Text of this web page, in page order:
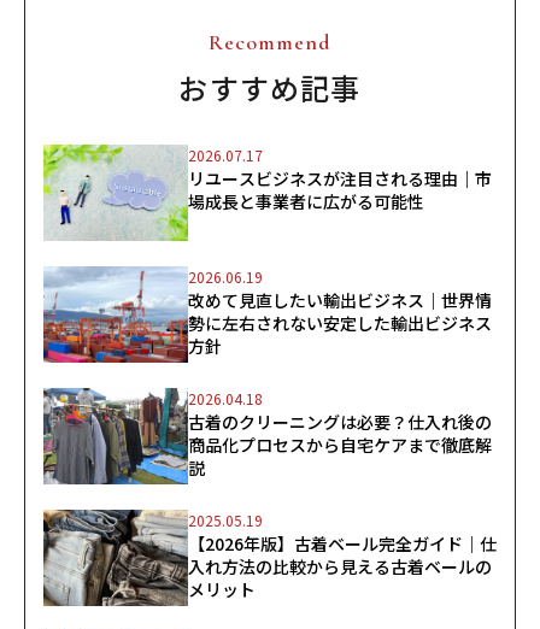
Recommend
おすすめ記事
2026.07.17
リユースビジネスが注目される理由｜市
場成長と事業者に広がる可能性
2026.06.19
改めて見直したい輸出ビジネス｜世界情
勢に左右されない安定した輸出ビジネス
方針
2026.04.18
古着のクリーニングは必要？仕入れ後の
商品化プロセスから自宅ケアまで徹底解
説
2025.05.19
【2026年版】古着ベール完全ガイド｜仕
入れ方法の比較から見える古着ベールの
メリット